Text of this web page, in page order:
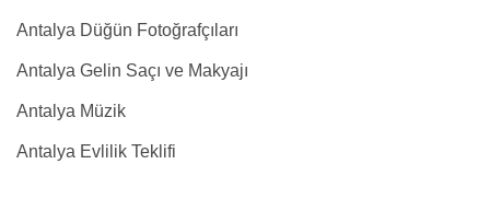
Antalya Düğün Fotoğrafçıları
Antalya Gelin Saçı ve Makyajı
Antalya Müzik
Antalya Evlilik Teklifi